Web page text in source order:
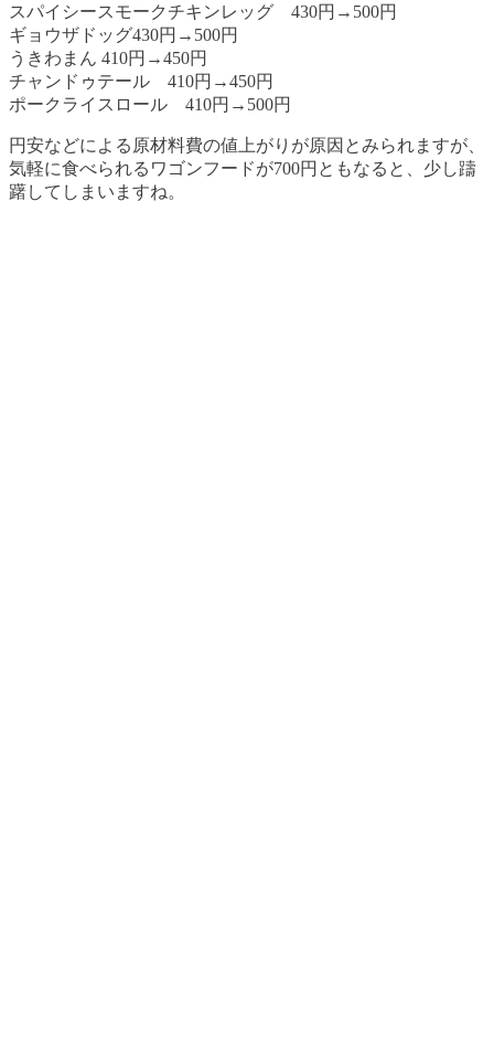
スパイシースモークチキンレッグ 430円→500円
ギョウザドッグ430円→500円
うきわまん 410円→450円
チャンドゥテール 410円→450円
ポークライスロール 410円→500円
円安などによる原材料費の値上がりが原因とみられますが、
気軽に食べられるワゴンフードが700円ともなると、少し躊
躇してしまいますね。